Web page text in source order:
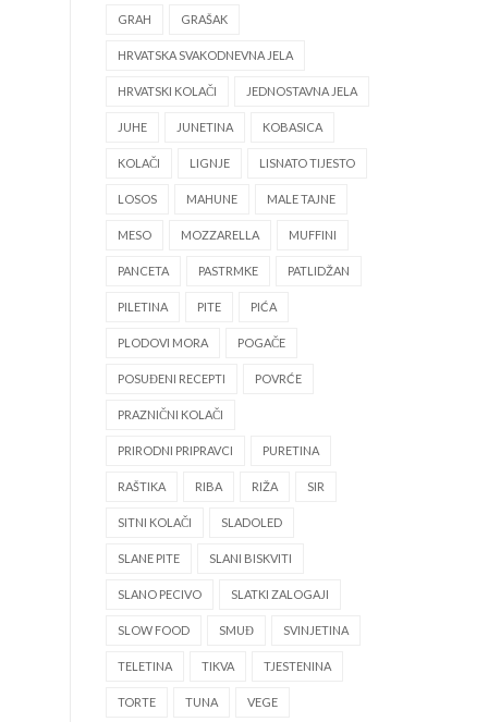
GRAH GRAŠAK
HRVATSKA SVAKODNEVNA JELA
HRVATSKI KOLAČI JEDNOSTAVNA JELA
JUHE JUNETINA KOBASICA
KOLAČI LIGNJE LISNATO TIJESTO
LOSOS MAHUNE MALE TAJNE
MESO MOZZARELLA MUFFINI
PANCETA PASTRMKE PATLIDŽAN
PILETINA PITE PIĆA
PLODOVI MORA POGAČE
POSUĐENI RECEPTI POVRĆE
PRAZNIČNI KOLAČI
PRIRODNI PRIPRAVCI PURETINA
RAŠTIKA RIBA RIŽA SIR
SITNI KOLAČI SLADOLED
SLANE PITE SLANI BISKVITI
SLANO PECIVO SLATKI ZALOGAJI
SLOW FOOD SMUĐ SVINJETINA
TELETINA TIKVA TJESTENINA
TORTE TUNA VEGE